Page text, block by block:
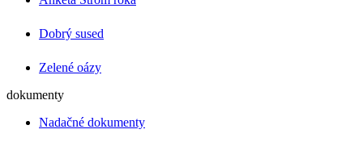
Dobrý sused
Zelené oázy
dokumenty
Nadačné dokumenty